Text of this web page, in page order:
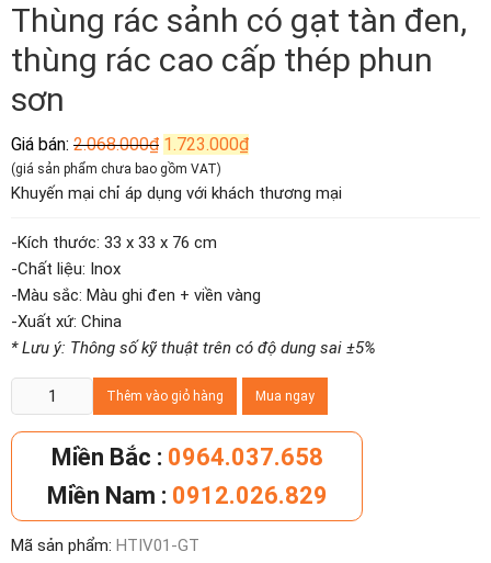
Thùng rác sảnh có gạt tàn đen,
thùng rác cao cấp thép phun
sơn
Giá bán: 2.068.000₫ Giá
gốc
là:
2.068.000₫.
1.723.000₫Giá
hiện
là:
(giá sản phẩm chưa bao gồm VAT)
Khuyến mại chỉ áp dụng với khách thương mại
-Kích thước: 33 x 33 x 76 cm
-Chất liệu: Inox
-Màu sắc: Màu ghi đen + viền vàng
-Xuất xứ: China
* Lưu ý: Thông số kỹ thuật trên có độ dung sai ±5%
Thùng
rác
sảnh
tàn
đen,
Thêm vào giỏ hàng Mua ngay
Miền Bắc : 0964.037.658
Miền Nam : 0912.026.829
Mã sản phẩm: HTIV01-GT